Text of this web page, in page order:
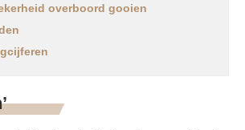
overboord gooien